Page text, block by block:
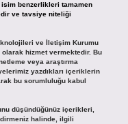
benzerlikleri tamamen
ve tavsiye niteliği
ve İletişim Kurumu
olarak hizmet vermektedir. Bu
veya araştırma
yazdıkları içeriklerin
bu sorumluluğu kabul
düşündüğünüz içerikleri,
halinde, ilgili